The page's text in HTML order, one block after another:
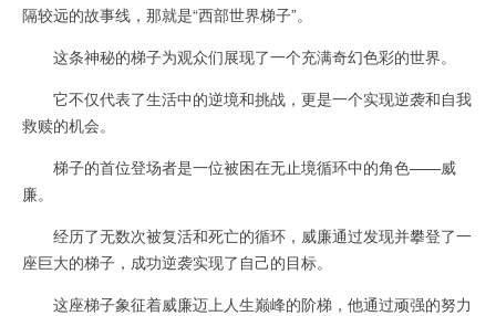
隔较远的故事线，那就是“西部世界梯子”。
这条神秘的梯子为观众们展现了一个充满奇幻色彩的世界。
它不仅代表了生活中的逆境和挑战，更是一个实现逆袭和自我
救赎的机会。
梯子的首位登场者是一位被困在无止境循环中的角色——威
廉。
经历了无数次被复活和死亡的循环，威廉通过发现并攀登了一
座巨大的梯子，成功逆袭实现了自己的目标。
这座梯子象征着威廉迈上人生巅峰的阶梯，他通过顽强的努力